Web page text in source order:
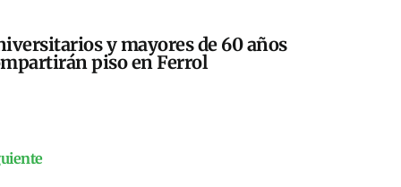
y mayores de 60 años
piso en Ferrol